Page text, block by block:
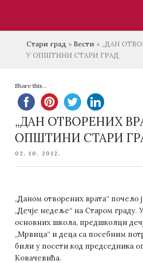
Стари град » Вести » „ДАН
У ОПШТИНИ СТАРИ ГРАД
Share this...
„ДАН ОТВОРЕНИХ
ОПШТИНИ СТАРИ
POSTED
02. 10. 2012.
„Даном отворених врата“ почело
„Дечје недеље“ на Старом граду.
основних школа, предшколци
„Мрвица“ и деца са посебним
били у посети код председника
Ковачевића.